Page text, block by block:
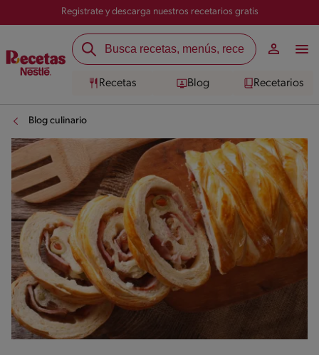
Registrate y descarga nuestros recetarios gratis
Recetas Blog Recetarios
Blog culinario